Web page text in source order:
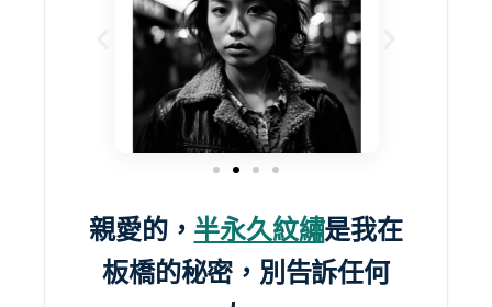
親愛的， 半永久紋繡是我在
板橋的秘密，別告訴任何